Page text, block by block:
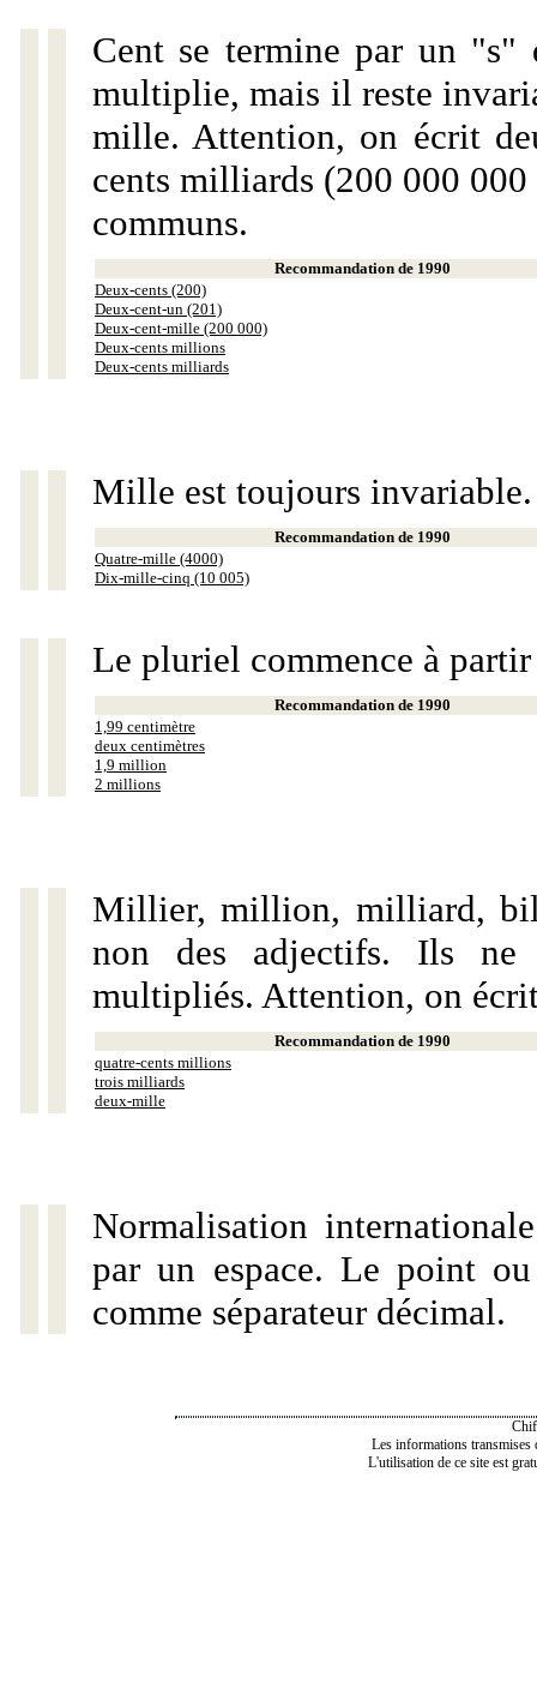
Cent se termine par un "s"
multiplie, mais il reste
mille. Attention, on écrit
cents milliards (200 000
communs.
Recommandation de 1990
Deux-cents (200)
Deux-cent-un (201)
Deux-cent-mille (200 000)
Deux-cents millions
Deux-cents milliards
Mille est toujours invariable.
Recommandation de 1990
Quatre-mille (4000)
Dix-mille-cinq (10 005)
Le pluriel commence à
Recommandation de 1990
1,99 centimètre
deux centimètres
1,9 million
2 millions
Millier, million, milliard,
non des adjectifs. Ils ne
multipliés. Attention, on
Recommandation de 1990
quatre-cents millions
trois milliards
deux-mille
Normalisation
par un espace. Le point
comme séparateur décimal.
Les informations transmises
L'utilisation de ce site est